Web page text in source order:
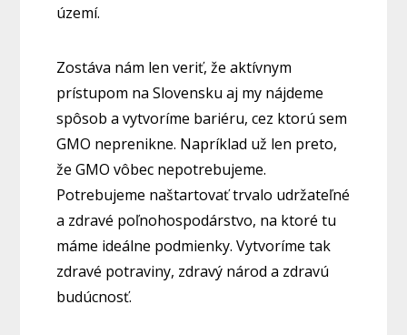
území.
Zostáva nám len veriť, že aktívnym
prístupom na Slovensku aj my nájdeme
spôsob a vytvoríme bariéru, cez ktorú sem
GMO neprenikne. Napríklad už len preto,
že GMO vôbec nepotrebujeme.
Potrebujeme naštartovať trvalo udržateľné
a zdravé poľnohospodárstvo, na ktoré tu
máme ideálne podmienky. Vytvoríme tak
zdravé potraviny, zdravý národ a zdravú
budúcnosť.